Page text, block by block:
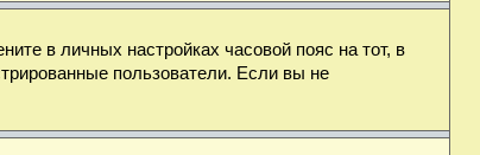
в личных настройках часовой пояс на тот, в
пользователи. Если вы не